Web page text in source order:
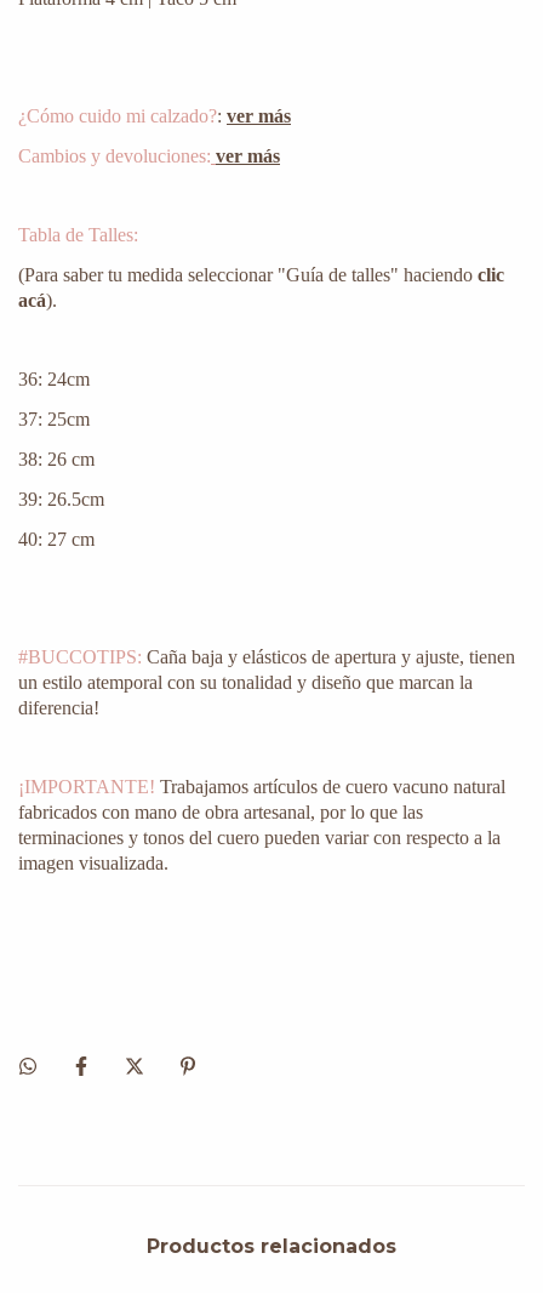
¿Cómo cuido mi calzado?: ver más
Cambios y devoluciones: ver más
Tabla de Talles:
(Para saber tu medida seleccionar "Guía de talles" haciendo clic
acá).
36: 24cm
37: 25cm
38: 26 cm
39: 26.5cm
40: 27 cm
#BUCCOTIPS: Caña baja y elásticos de apertura y ajuste, tienen
un estilo atemporal con su tonalidad y diseño que marcan la
diferencia!
¡IMPORTANTE! Trabajamos artículos de cuero vacuno natural
fabricados con mano de obra artesanal, por lo que las
terminaciones y tonos del cuero pueden variar con respecto a la
imagen visualizada.
Productos relacionados